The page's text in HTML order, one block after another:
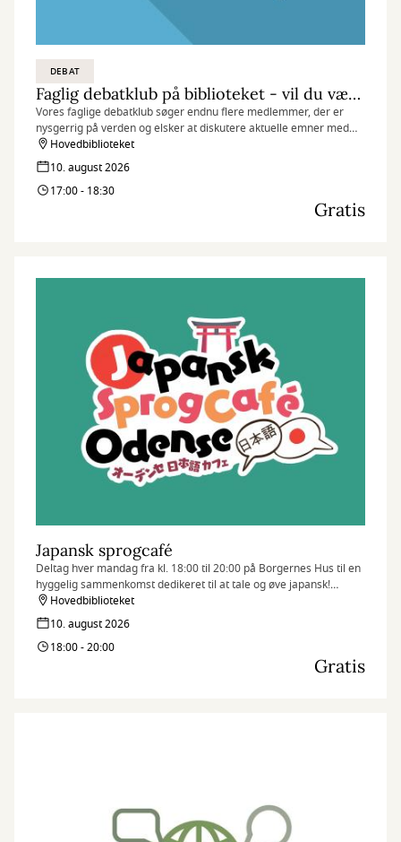
DEBAT
Faglig debatklub på biblioteket - vil du være med?
Vores faglige debatklub søger endnu flere medlemmer, der er
nysgerrig på verden og elsker at diskutere aktuelle emner med
andreHovedbiblioteket
10. august 2026
17:00 - 18:30
Gratis
Japansk sprogcafé
Deltag hver mandag fra kl. 18:00 til 20:00 på Borgernes Hus til en
hyggelig sammenkomst dedikeret til at tale og øve japansk!
Uanset om du er nybegynder, flydende taler, eller blot nysgerrig
på sproget, er alle velkomne.
Hovedbiblioteket
10. august 2026
18:00 - 20:00
Gratis